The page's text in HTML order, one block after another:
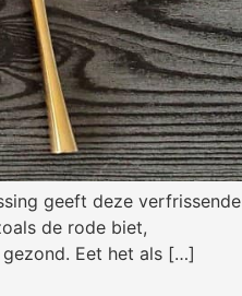
geeft deze verfrissende
de rode biet,
Eet het als […]